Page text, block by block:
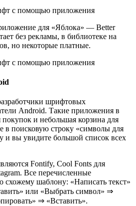
для «Яблока» — Better
без рекламы, в библиотеке на
но некоторые платные.
шрифтовых
Android. Такие приложения в
покупок и небольшая корзина для
в поисковую строку «символы для
и вы увидите большой список всех
Fontify, Cool Fonts для
Все перечисленные
схожему шаблону: «Написать текст»
или «Выбрать символ» ⇒
⇒ «Вставить».